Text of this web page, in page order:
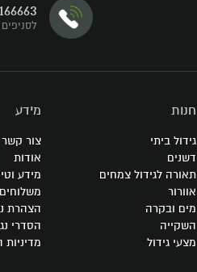
חנות
גידול ביתי
דשנים
תאורה לגידול צמחים
אוורור
מים ובקרה
השקייה
מצעי גידול
מידע
צור קשר
אודות
מידע
משלוחים
הצהרת
הסדרי